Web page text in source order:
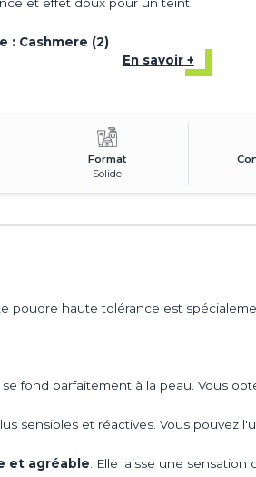
: Cashmere (2)
En savoir +
Format
Solide
poudre haute tolérance est
fond parfaitement à la peau. Vous
sensibles et réactives. Vous pouvez
et agréable . Elle laisse une